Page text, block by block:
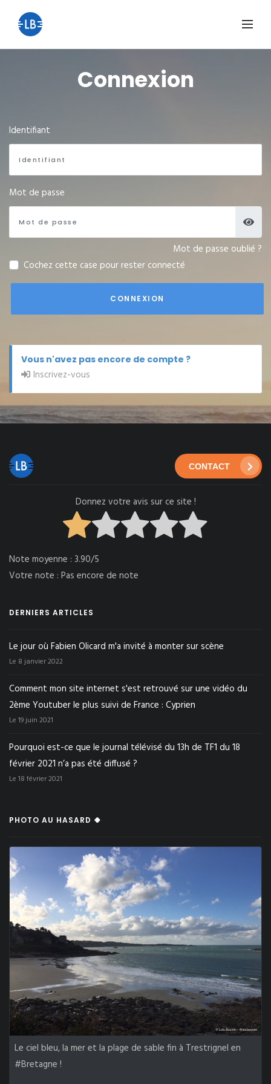
Connexion
Identifiant
Mot de passe
Mot de passe oublié ?
Cochez cette case pour rester connecté
CONNEXION
Vous n'avez pas encore de compte ?
Inscrivez-vous
CONTACT
Donnez votre avis sur ce site !
Note moyenne : 3.90/5
Votre note : Pas encore de note
DERNIERS ARTICLES
Le jour où Fabien Olicard m'a invité à monter sur scène
Le 8 janvier 2022
Comment mon site internet s'est retrouvé sur une vidéo du
2ème Youtuber le plus suivi de France : Cyprien
Le 19 juin 2021
Pourquoi est-ce que le journal télévisé du 13h de TF1 du 18
février 2021 n’a pas été diffusé ?
Le 18 février 2021
PHOTO AU HASARD 🍀
Le ciel bleu, la mer et la plage de sable fin à Trestrignel en
#Bretagne !